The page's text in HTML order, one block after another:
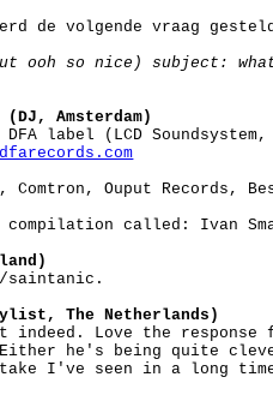
de volgende vraag
ooh so nice) subject:
Amsterdam)
label (LCD
Comtron, Ouput Records,
compilation called: Ivan
saintanic.
The Netherlands)
indeed. Love the
he's being quite
I've seen in a long